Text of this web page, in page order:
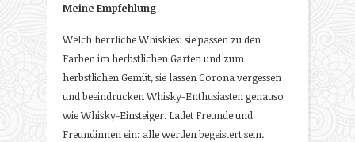
Meine Empfehlung
Welch herrliche Whiskies: sie passen zu den
Farben im herbstlichen Garten und zum
herbstlichen Gemüt, sie lassen Corona vergessen
und beeindrucken Whisky-Enthusiasten genauso
wie Whisky-Einsteiger. Ladet Freunde und
Freundinnen ein: alle werden begeistert sein.